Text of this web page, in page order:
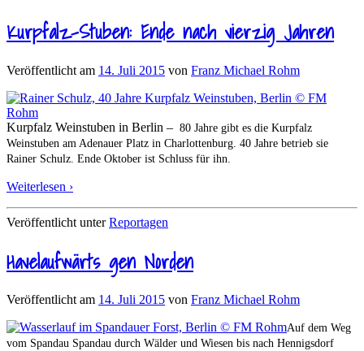
Kurpfalz-Stuben: Ende nach vierzig Jahren
Veröffentlicht am 14. Juli 2015 von Franz Michael Rohm
Kurpfalz Weinstuben in Berlin – 80 Jahre gibt es die Kurpfalz
Weinstuben am Adenauer Platz in Charlottenburg. 40 Jahre betrieb sie
Rainer Schulz. Ende Oktober ist Schluss für ihn.
Weiterlesen ›
Veröffentlicht unterReportagen
Havelaufwärts gen Norden
Veröffentlicht am 14. Juli 2015 von Franz Michael Rohm
Auf dem Weg
vom Spandau Spandau durch Wälder und Wiesen bis nach Hennigsdorf